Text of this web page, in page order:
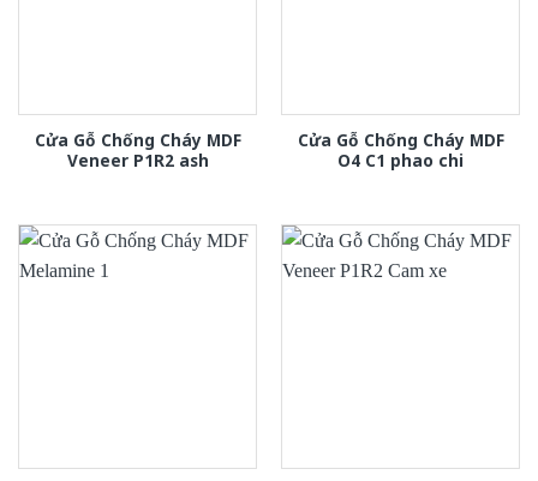
Cửa Gỗ Chống Cháy MDF
Veneer P1R2 ash
Cửa Gỗ Chống Cháy MDF
O4 C1 phao chi